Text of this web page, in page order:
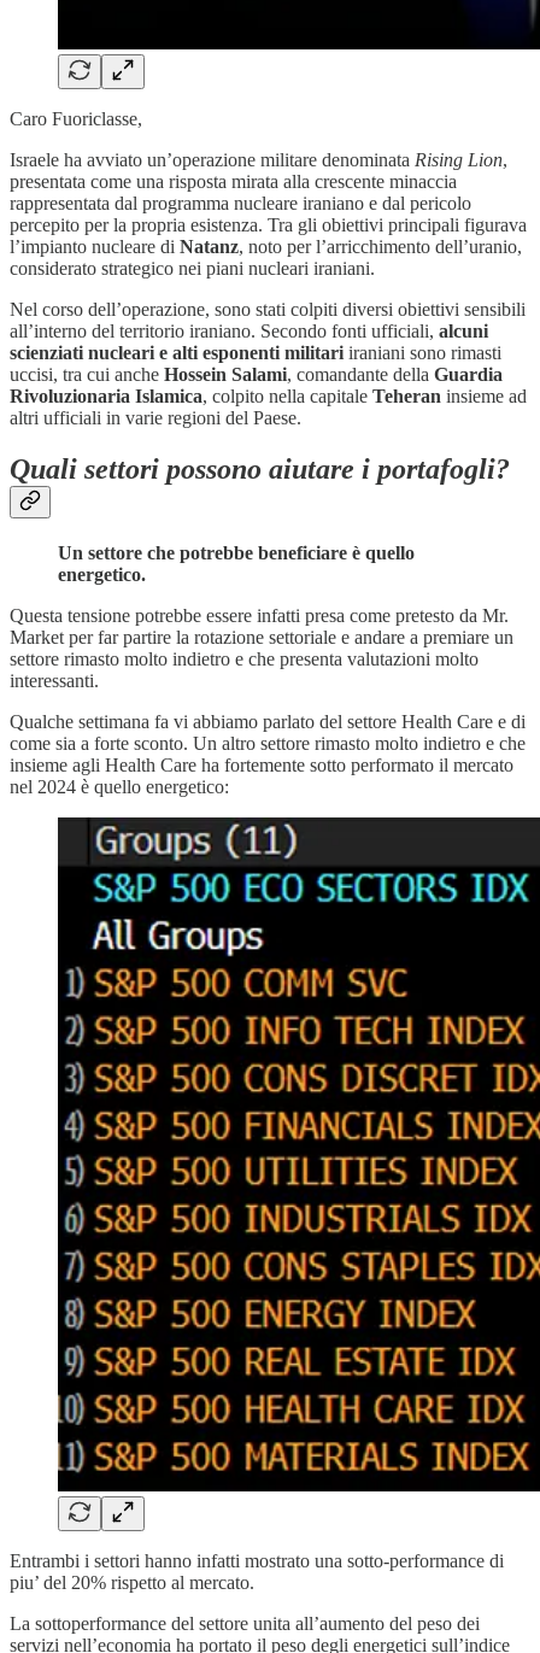
Caro Fuoriclasse,
Israele ha avviato un’operazione militare denominata Rising Lion,
presentata come una risposta mirata alla crescente minaccia
rappresentata dal programma nucleare iraniano e dal pericolo
percepito per la propria esistenza. Tra gli obiettivi principali figurava
l’impianto nucleare di Natanz, noto per l’arricchimento dell’uranio,
considerato strategico nei piani nucleari iraniani.
Nel corso dell’operazione, sono stati colpiti diversi obiettivi sensibili
all’interno del territorio iraniano. Secondo fonti ufficiali, alcuni
scienziati nucleari e alti esponenti militariiraniani sono rimasti
uccisi, tra cui anche Hossein Salami, comandante della Guardia
Rivoluzionaria Islamica, colpito nella capitale Teheran insieme ad
altri ufficiali in varie regioni del Paese.
Quali settori possono aiutare i portafogli?
Un settore che potrebbe beneficiare è quello
energetico.
Questa tensione potrebbe essere infatti presa come pretesto da Mr.
Market per far partire la rotazione settoriale e andare a premiare un
settore rimasto molto indietro e che presenta valutazioni molto
interessanti.
Qualche settimana fa vi abbiamo parlato del settore Health Care e di
come sia a forte sconto. Un altro settore rimasto molto indietro e che
insieme agli Health Care ha fortemente sotto performato il mercato
nel 2024 è quello energetico:
Entrambi i settori hanno infatti mostrato una sotto-performance di
piu’ del 20% rispetto al mercato.
La sottoperformance del settore unita all’aumento del peso dei
servizi nell’economia ha portato il peso degli energetici sull’indice